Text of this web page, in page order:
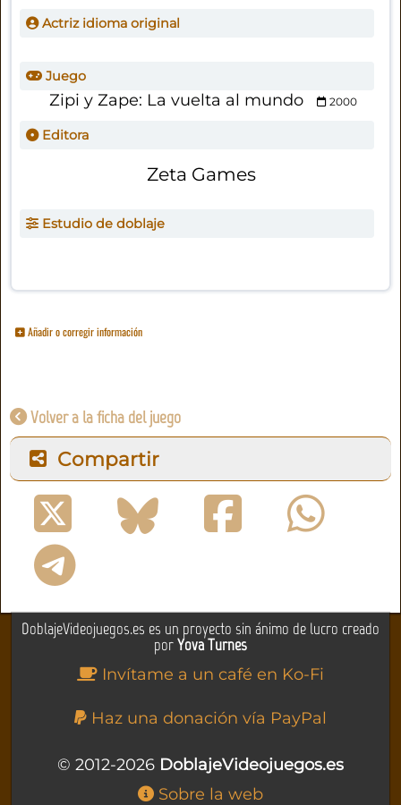
Actriz idioma original
Juego
Zipi y Zape: La vuelta al mundo 2000
Editora
Zeta Games
Estudio de doblaje
Añadir o corregir información
Volver a la ficha del juego
Compartir
DoblajeVideojuegos.es es un proyecto sin ánimo de lucro creado
porYova Turnes
Invítame a un café en Ko-Fi
Haz una donación vía PayPal
© 2012-2026 DoblajeVideojuegos.es
Sobre la web